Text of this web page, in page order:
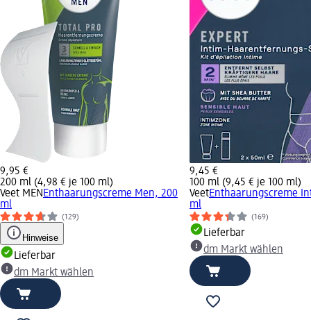
9,95 €
200 ml (4,98 € je 100 ml)
Veet MEN Enthaarungscreme Men, 200
ml
(129)
Hinweise
Lieferbar
dm Markt wählen
9,45 €
100 ml (9,45 € je 100 ml)
VeetEnthaarungscreme
ml
(169)
Lieferbar
dm Markt wählen